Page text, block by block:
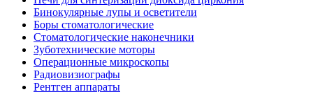
Бинокулярные лупы и осветители
Боры стоматологические
Стоматологические наконечники
Зуботехнические моторы
Операционные микроскопы
Радиовизиографы
Рентген аппараты